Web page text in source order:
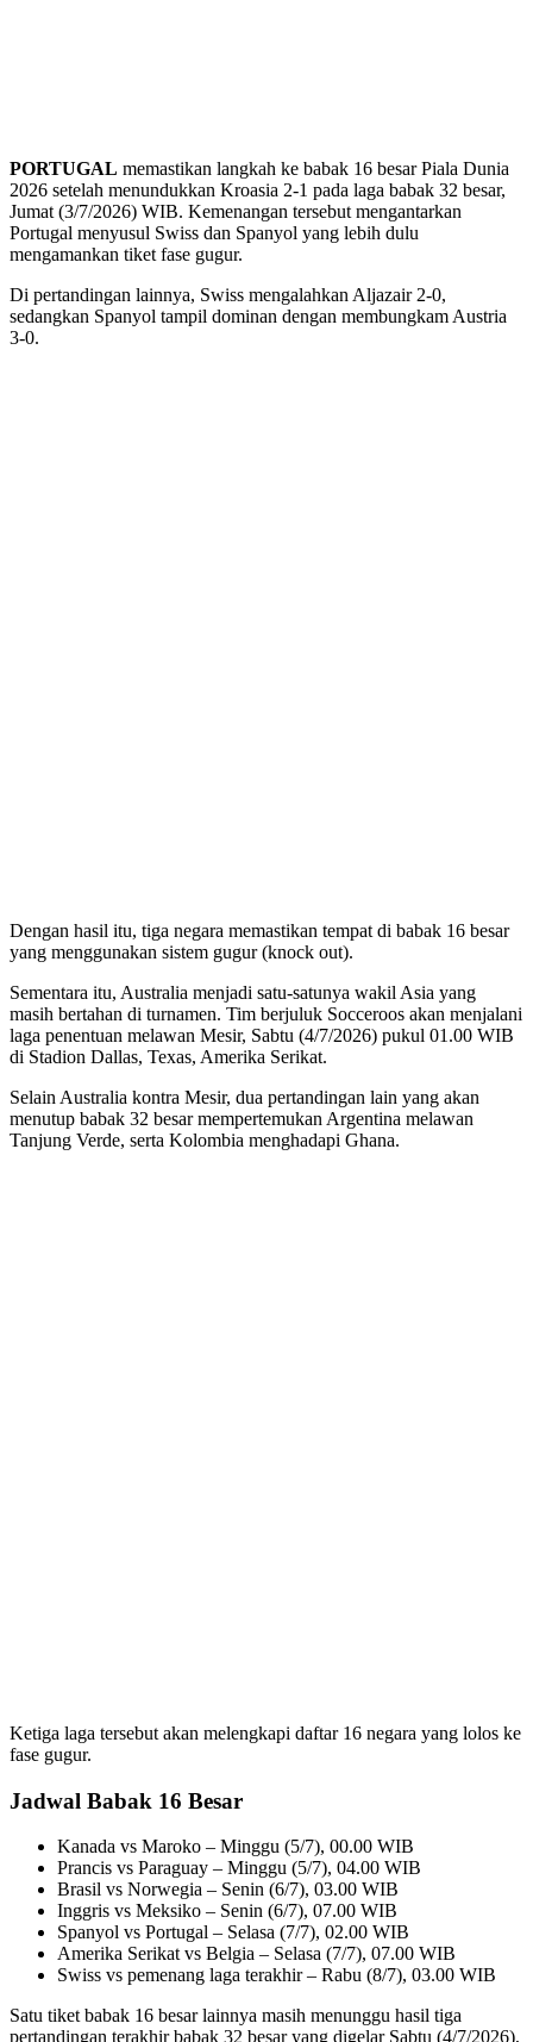
PORTUGAL memastikan langkah ke babak 16 besar Piala Dunia
2026 setelah menundukkan Kroasia 2-1 pada laga babak 32 besar,
Jumat (3/7/2026) WIB. Kemenangan tersebut mengantarkan
Portugal menyusul Swiss dan Spanyol yang lebih dulu
mengamankan tiket fase gugur.
Di pertandingan lainnya, Swiss mengalahkan Aljazair 2-0,
sedangkan Spanyol tampil dominan dengan membungkam Austria
3-0.
Dengan hasil itu, tiga negara memastikan tempat di babak 16 besar
yang menggunakan sistem gugur (knock out).
Sementara itu, Australia menjadi satu-satunya wakil Asia yang
masih bertahan di turnamen. Tim berjuluk Socceroos akan menjalani
laga penentuan melawan Mesir, Sabtu (4/7/2026) pukul 01.00 WIB
di Stadion Dallas, Texas, Amerika Serikat.
Selain Australia kontra Mesir, dua pertandingan lain yang akan
menutup babak 32 besar mempertemukan Argentina melawan
Tanjung Verde, serta Kolombia menghadapi Ghana.
Ketiga laga tersebut akan melengkapi daftar 16 negara yang lolos ke
fase gugur.
Jadwal Babak 16 Besar
Kanada vs Maroko – Minggu (5/7), 00.00 WIB
Prancis vs Paraguay – Minggu (5/7), 04.00 WIB
Brasil vs Norwegia – Senin (6/7), 03.00 WIB
Inggris vs Meksiko – Senin (6/7), 07.00 WIB
Spanyol vs Portugal – Selasa (7/7), 02.00 WIB
Amerika Serikat vs Belgia – Selasa (7/7), 07.00 WIB
Swiss vs pemenang laga terakhir – Rabu (8/7), 03.00 WIB
Satu tiket babak 16 besar lainnya masih menunggu hasil tiga
pertandingan terakhir babak 32 besar yang digelar Sabtu (4/7/2026),